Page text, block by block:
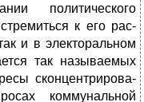
политического
к его рас­
и в электоральном
так называемых
сконцентрирова­
коммунальной